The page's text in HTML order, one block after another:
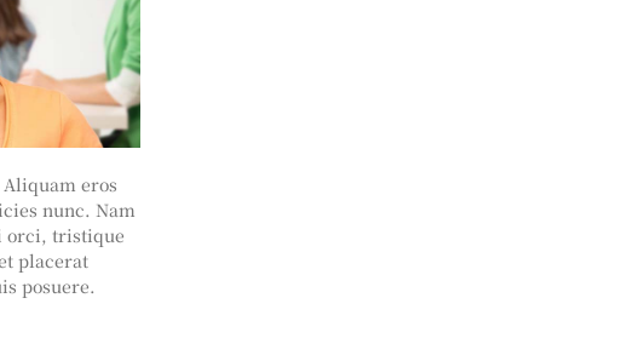
eros
nunc. Nam
orci, tristique
placerat
posuere.